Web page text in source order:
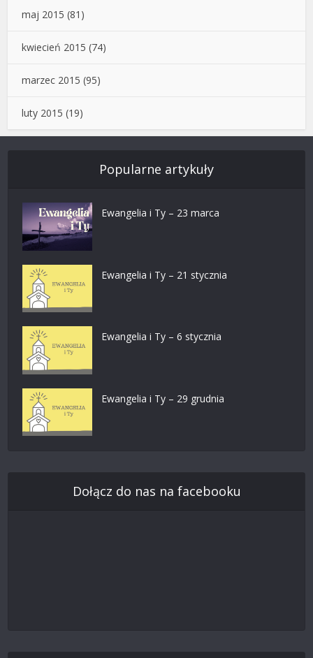
maj 2015 (81)
kwiecień 2015 (74)
marzec 2015 (95)
luty 2015 (19)
Popularne artykuły
Ewangelia i Ty – 23 marca
Ewangelia i Ty – 21 stycznia
Ewangelia i Ty – 6 stycznia
Ewangelia i Ty – 29 grudnia
Dołącz do nas na facebooku